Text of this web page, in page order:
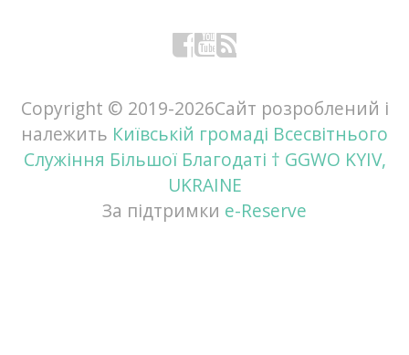
Facebook
YouTube
Copyright © 2019-2026Сайт розроблений і
належить Київській громаді Всесвітнього
Служіння Більшої Благодаті † GGWO KYIV,
UKRAINE
За підтримки e-Reserve